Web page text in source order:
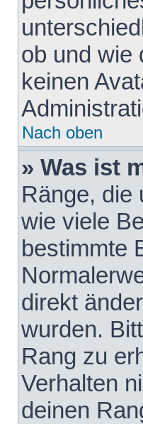
ob und wie
keinen
Nach oben
» Was ist
Ränge, die
wie viele
bestimmte
direkt
wurden.
Rang zu
Verhalten
deinen